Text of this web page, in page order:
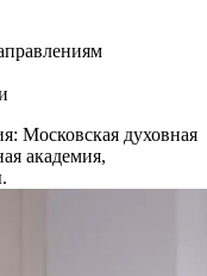
Московская духовная
академия,